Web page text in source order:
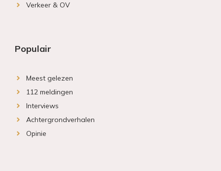
Verkeer & OV
Populair
Meest gelezen
112 meldingen
Interviews
Achtergrondverhalen
Opinie